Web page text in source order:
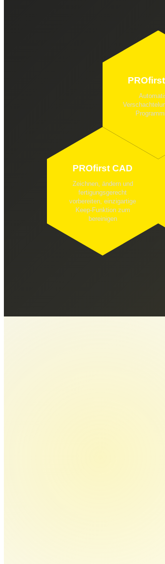
PROfirst CAD
Zeichnen, ändern und
fertigungsgerecht
vorbereiten, einzigartige
Keep-Funktion zum
bereinigen